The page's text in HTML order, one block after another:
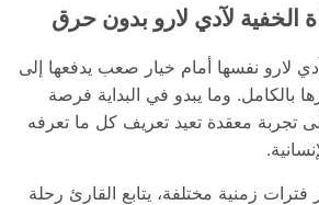
الخفية لآدي لارو بدون حرق
آدي لارو نفسها أمام خيار صعب يدفعها إلى
بالكامل. وما يبدو في البداية فرصة
تجربة معقدة تعيد تعريف كل ما تعرفه
فترات زمنية مختلفة، يتابع القارئ رحلة